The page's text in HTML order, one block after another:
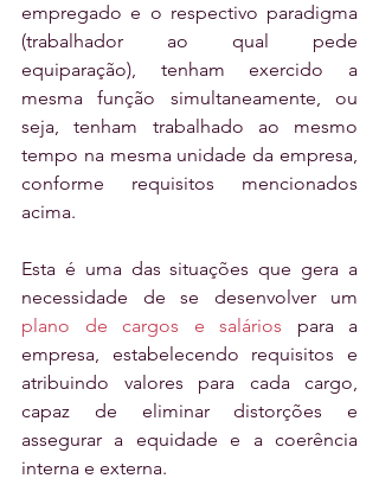
empregado e o respectivo paradigma
(trabalhador ao qual pede
equiparação), tenham exercido a
mesma função simultaneamente, ou
seja, tenham trabalhado ao mesmo
tempo na mesma unidade da empresa,
conforme requisitos mencionados
acima.
Esta é uma das situações que gera a
plano de cargos e salários para a
empresa, estabelecendo requisitos e
atribuindo valores para cada cargo,
capaz de eliminar distorções e
assegurar a equidade e a coerência
interna e externa.